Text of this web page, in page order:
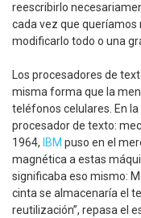
reescribirlo
cada vez que
modificarlo todo o una
Los procesadores de
misma forma que la
teléfonos celulares. En
procesador de texto:
1964, IBM puso en el
magnética a estas
significaba eso mismo:
cinta se almacenaría el
reutilización”, repasa el